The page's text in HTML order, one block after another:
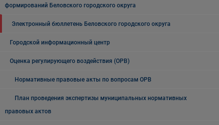
формирований Беловского городского округа
Электронный бюллетень Беловского городского округа
Городской информационный центр
Оценка регулирующего воздействия (ОРВ)
Нормативные правовые акты по вопросам ОРВ
План проведения экспертизы муниципальных нормативных
правовых актов